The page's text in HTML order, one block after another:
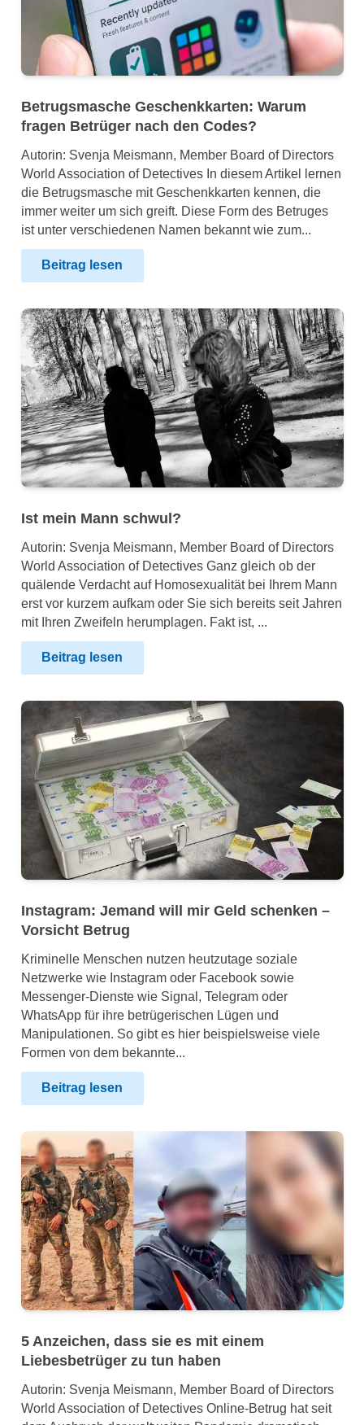
Betrugsmasche Geschenkkarten: Warum
fragen Betrüger nach den Codes?
Autorin: Svenja Meismann, Member Board of Directors
World Association of Detectives In diesem Artikel lernen
die Betrugsmasche mit Geschenkkarten kennen, die
immer weiter um sich greift. Diese Form des Betruges
ist unter verschiedenen Namen bekannt wie zum...
Beitrag lesen
Ist mein Mann schwul?
Autorin: Svenja Meismann, Member Board of Directors
World Association of Detectives Ganz gleich ob der
quälende Verdacht auf Homosexualität bei Ihrem Mann
erst vor kurzem aufkam oder Sie sich bereits seit Jahren
mit Ihren Zweifeln herumplagen. Fakt ist, ...
Beitrag lesen
Instagram: Jemand will mir Geld schenken –
Vorsicht Betrug
Kriminelle Menschen nutzen heutzutage soziale
Netzwerke wie Instagram oder Facebook sowie
Messenger-Dienste wie Signal, Telegram oder
WhatsApp für ihre betrügerischen Lügen und
Manipulationen. So gibt es hier beispielsweise viele
Formen von dem bekannte...
Beitrag lesen
5 Anzeichen, dass sie es mit einem
Liebesbetrüger zu tun haben
Autorin: Svenja Meismann, Member Board of Directors
World Association of Detectives Online-Betrug hat seit